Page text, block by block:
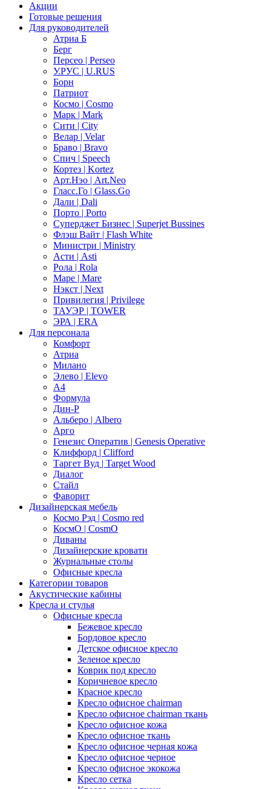
Акции
Готовые решения
Для руководителей
Атриа Б
Берг
Персео | Perseo
У.РУС | U.RUS
Борн
Патриот
Космо | Cosmo
Марк | Mark
Сити | City
Велар | Velar
Браво | Bravo
Спич | Speech
Кортез | Kortez
Арт.Нэо | Art.Neo
Гласс.Го | Glass.Go
Дали | Dali
Порто | Porto
Суперджет Бизнес | Superjet Bussines
Флэш Вайт | Flash White
Министри | Ministry
Асти | Asti
Рола | Rola
Маре | Mare
Нэкст | Next
Привилегия | Privilege
ТАУЭР | TOWER
ЭРА | ERA
Для персонала
Комфорт
Атриа
Милано
Элево | Elevo
А4
Формула
Дин-Р
Альберо | Albero
Арго
Генезис Оператив | Genesis Operative
Клиффорд | Clifford
Таргет Вуд | Target Wood
Диалог
Стайл
Фаворит
Дизайнерская мебель
Космо Рэд | Cosmo red
КосмО | CosmO
Диваны
Дизайнерские кровати
Журнальные столы
Офисные кресла
Категории товаров
Акустические кабины
Кресла и стулья
Офисные кресла
Бежевое кресло
Бордовое кресло
Детское офисное кресло
Зеленое кресло
Коврик под кресло
Коричневое кресло
Красное кресло
Кресло офисное chairman
Кресло офисное chairman ткань
Кресло офисное кожа
Кресло офисное ткань
Кресло офисное черная кожа
Кресло офисное черное
Кресло офисное экокожа
Кресло сетка